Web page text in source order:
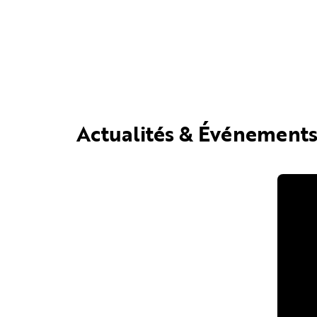
Actualités & Événements